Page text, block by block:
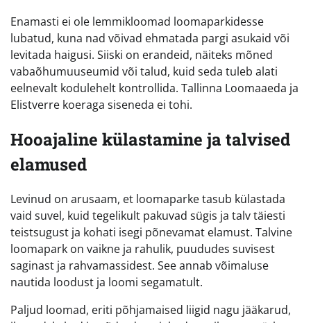
Enamasti ei ole lemmikloomad loomaparkidesse
lubatud, kuna nad võivad ehmatada pargi asukaid või
levitada haigusi. Siiski on erandeid, näiteks mõned
vabaõhumuuseumid või talud, kuid seda tuleb alati
eelnevalt kodulehelt kontrollida. Tallinna Loomaaeda ja
Elistverre koeraga siseneda ei tohi.
Hooajaline külastamine ja talvised
elamused
Levinud on arusaam, et loomaparke tasub külastada
vaid suvel, kuid tegelikult pakuvad sügis ja talv täiesti
teistsugust ja kohati isegi põnevamat elamust. Talvine
loomapark on vaikne ja rahulik, puududes suvisest
saginast ja rahvamassidest. See annab võimaluse
nautida loodust ja loomi segamatult.
Paljud loomad, eriti põhjamaised liigid nagu jääkarud,